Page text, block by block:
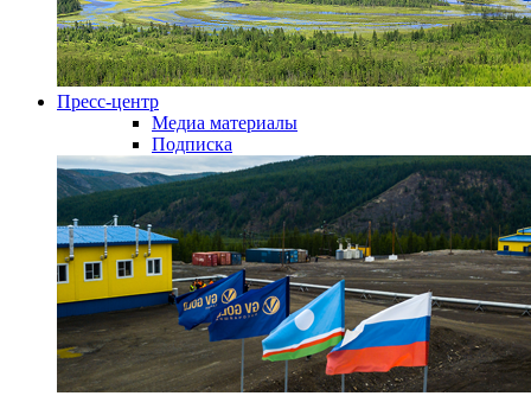
Пресс-центр
Медиа материалы
Подписка